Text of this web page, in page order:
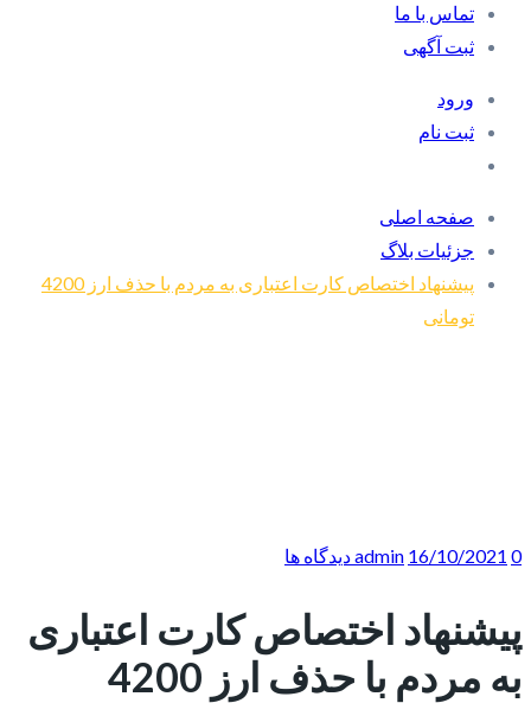
تماس با ما
ثبت آگهی
ورود
ثبت نام
صفحه اصلی
جزئیات بلاگ
پیشنهاد اختصاص کارت‌ اعتباری به مردم با حذف ارز 4200
تومانی
admin 16/10/2021 0 دیدگاه ها
پیشنهاد اختصاص کارت‌ اعتباری
به مردم با حذف ارز 4200